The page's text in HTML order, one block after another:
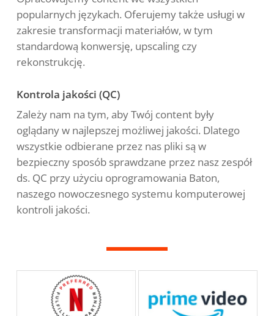
popularnych językach. Oferujemy także usługi w
zakresie transformacji materiałów, w tym
standardową konwersję, upscaling czy
rekonstrukcję.
Kontrola jakości (QC)
Zależy nam na tym, aby Twój content były
oglądany w najlepszej możliwej jakości. Dlatego
wszystkie odbierane przez nas pliki są w
bezpieczny sposób sprawdzane przez nasz zespół
ds. QC przy użyciu oprogramowania Baton,
naszego nowoczesnego systemu komputerowej
kontroli jakości.